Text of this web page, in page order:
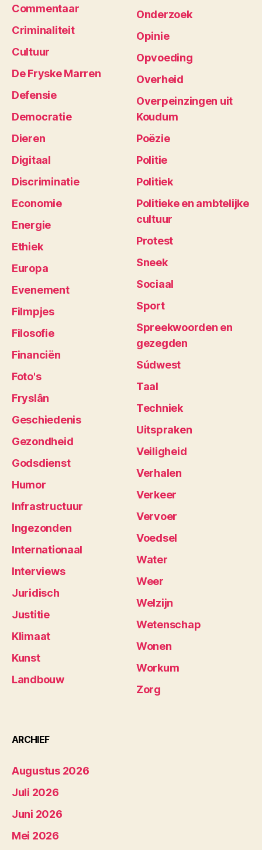
Commentaar
Criminaliteit
Cultuur
De Fryske Marren
Defensie
Democratie
Dieren
Digitaal
Discriminatie
Economie
Energie
Ethiek
Europa
Evenement
Filmpjes
Filosofie
Financiën
Foto's
Fryslân
Geschiedenis
Gezondheid
Godsdienst
Humor
Infrastructuur
Ingezonden
Internationaal
Interviews
Juridisch
Justitie
Klimaat
Kunst
Landbouw
Onderzoek
Opinie
Opvoeding
Overheid
Overpeinzingen uit
Koudum
Poëzie
Politie
Politiek
Politieke en ambtelijke
cultuur
Protest
Sneek
Sociaal
Sport
Spreekwoorden en
gezegden
Súdwest
Taal
Techniek
Uitspraken
Veiligheid
Verhalen
Verkeer
Vervoer
Voedsel
Water
Weer
Welzijn
Wetenschap
Wonen
Workum
Zorg
ARCHIEF
Augustus 2026
Juli 2026
Juni 2026
Mei 2026